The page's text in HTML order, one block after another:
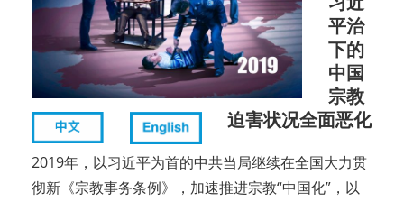
平治
下的
中国
宗教
迫害状况全面恶化
2019年，以习近平为首的中共当局继续在全国大力贯
彻新《宗教事务条例》，加速推进宗教“中国化”，以